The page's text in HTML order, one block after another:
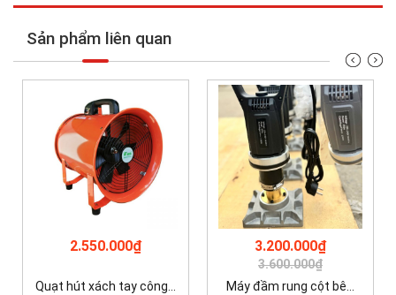
Sản phẩm liên quan
2.550.000₫
Quạt hút xách tay công...
3.200.000₫
3.600.000₫
Máy đầm rung cột bê...